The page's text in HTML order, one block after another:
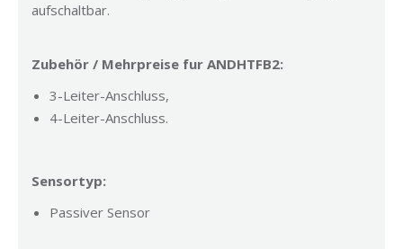
aufschaltbar.
Zubehör / Mehrpreise fur ANDHTFB2:
3-Leiter-Anschluss,
4-Leiter-Anschluss.
Sensortyp:
Passiver Sensor